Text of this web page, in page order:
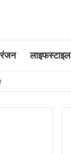
लाइफस्टाइल